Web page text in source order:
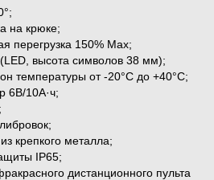
на крюке;
перегрузка 150% Мах;
высота символов 38 мм);
температуры от -20°С до +40°С;
6В/10А·ч;
крепкого металла;
IP65;
дистанционного пульта